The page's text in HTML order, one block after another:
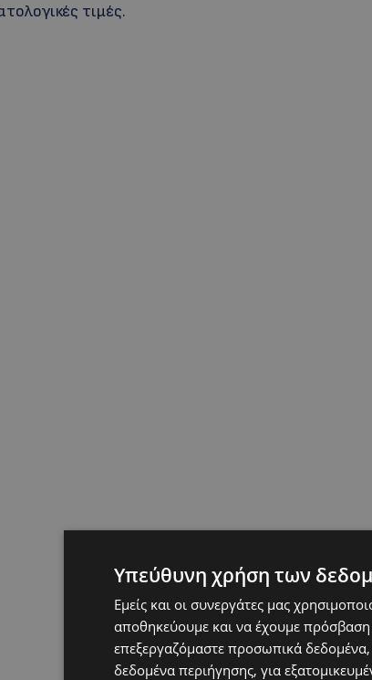
τιμές.
Υπεύθυνη χρήση των
Εμείς και οι συνεργάτες μας
αποθηκεύουμε και να έχουμε
επεξεργαζόμαστε προσωπικά
δεδομένα περιήγησης, για